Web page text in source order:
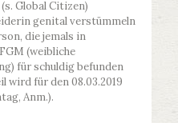
Global Citizen)
genital verstümmeln
die jemals in
(weibliche
für schuldig befunden
wird für den 08.03.2019
Anm.).